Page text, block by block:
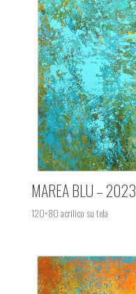
MAREA BLU – 2023
120×80 acrilico su tela